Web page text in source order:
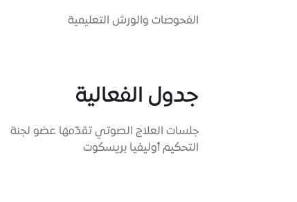
الفحوصات والورش التعليمية
جدول الفعالية
جلسات العلاج الصوتي تقدّمها عضو لجنة
التحكيم أوليفيا بريسكوت